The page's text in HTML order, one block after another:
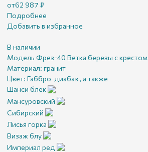
от62 987 ₽
Подробнее
Добавить в избранное
В наличии
Модель Фрез-40 Ветка березы с крестом
Материал: гранит
Цвет: Габбро-диабаз , а также
Шанси блек
Мансуровский
Сибирский
Лисья горка
Визаж блу
Империал ред